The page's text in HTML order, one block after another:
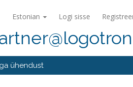
Estonian Logi sisse
ühendust